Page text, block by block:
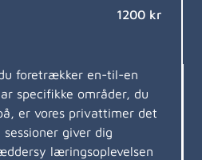
1200 kr
foretrækker en-til-en
specifikke områder, du
er vores privattimer det
giver dig
læringsoplevelsen